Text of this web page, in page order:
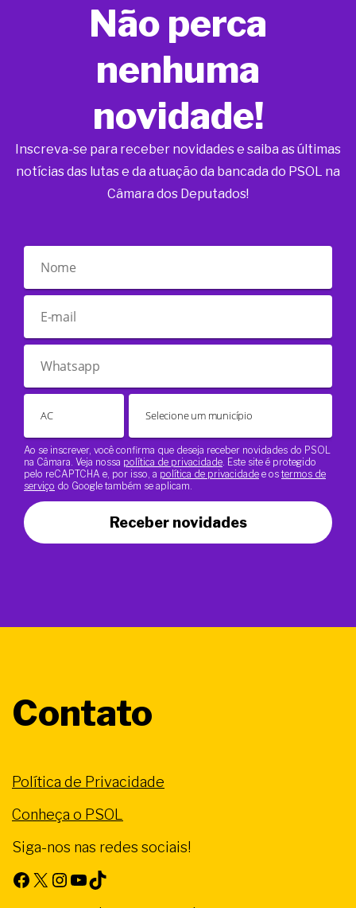
Não perca
nenhuma
novidade!
Inscreva-se para receber novidades e saiba as últimas
notícias das lutas e da atuação da bancada do PSOL na
Câmara dos Deputados!
Ao se inscrever, você confirma que deseja receber novidades do PSOL
na Câmara. Veja nossa política de privacidade . Este site é protegido
pelo reCAPTCHA e, por isso, a política de privacidade e os termos de
serviço do Google também se aplicam.
Receber novidades
Contato
Política de Privacidade
Conheça o PSOL
Siga-nos nas redes sociais!
Facebook X Instagram Youtube TikTok